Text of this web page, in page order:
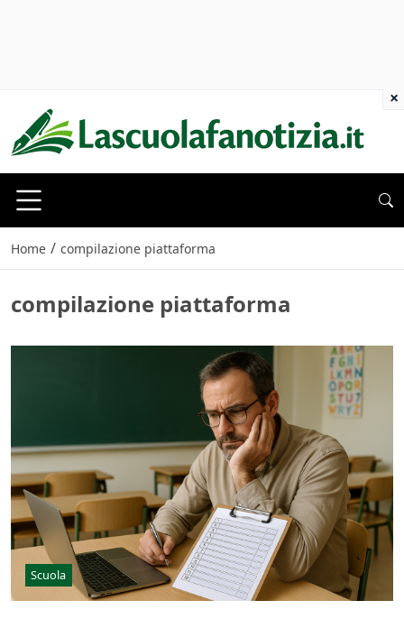
Home / compilazione piattaforma
compilazione piattaforma
Scuola
×